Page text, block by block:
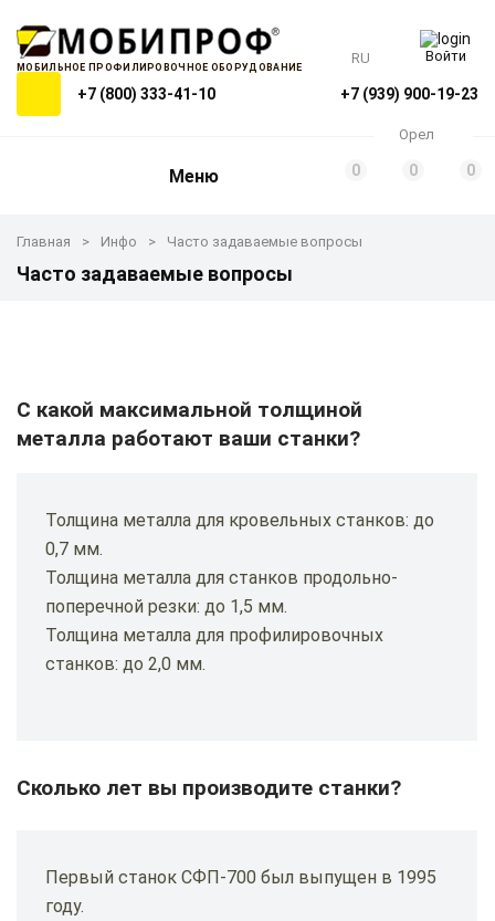
МОБИЛЬНОЕ ПРОФИЛИРОВОЧНОЕ ОБОРУДОВАНИЕ
+7 (800) 333-41-10 +7 (939) 900-19-23
RU Войти
Орел
Меню 0 0 0
Главная Инфо Часто задаваемые вопросы
Часто задаваемые вопросы
С какой максимальной толщиной
металла работают ваши станки?
Толщина металла для кровельных станков: до
0,7 мм.
Толщина металла для станков продольно-
поперечной резки: до 1,5 мм.
Толщина металла для профилировочных
станков: до 2,0 мм.
Сколько лет вы производите станки?
Первый станок СФП-700 был выпущен в 1995
году.